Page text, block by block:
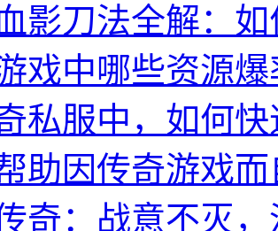
影刀法全解：
戏中哪些资源
私服中，如何
助因传奇游戏
奇：战意不灭